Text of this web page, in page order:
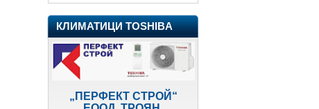
КЛИМАТИЦИ TOSHIBA
„ПЕРФЕКТ СТРОЙ“